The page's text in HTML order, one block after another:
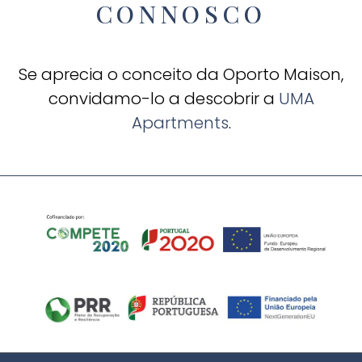
CONNOSCO
Se aprecia o conceito da Oporto Maison,
convidamo-lo a descobrir a UMA
Apartments.